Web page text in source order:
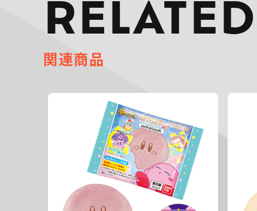
関連商品